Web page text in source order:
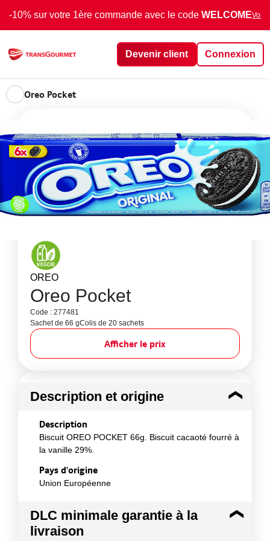
-10% sur votre 1ère commande avec le code WELCOMEVoir
Devenir client Connexion
Oreo Pocket
OREO
Oreo Pocket
Code : 277481
Sachet de 66 gColis de 20 sachets
Afficher le prix
Description et origine
Description
Biscuit OREO POCKET 66g. Biscuit cacaoté fourré à
la vanille 29%.
Pays d'origine
Union Européenne
DLC minimale garantie à la
livraison